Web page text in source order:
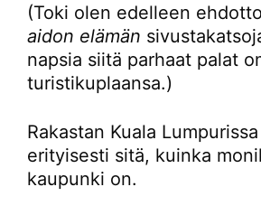
(Toki olen edelleen
aidon elämän
napsia siitä parhaat palat
turistikuplaansa.)
Rakastan Kuala
erityisesti sitä, kuinka
kaupunki on.